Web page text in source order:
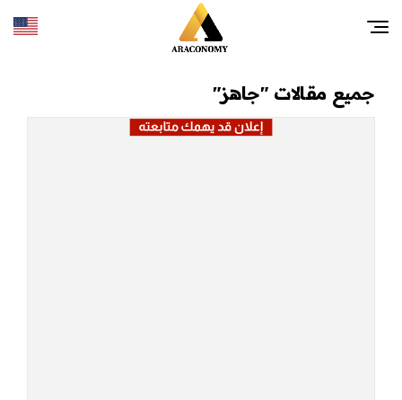
جميع مقالات "جاهز"